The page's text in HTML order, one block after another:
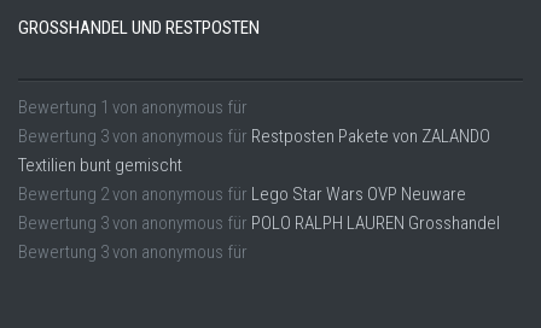
GROSSHANDEL UND RESTPOSTEN
Bewertung 1 von anonymous für
Bewertung 3von anonymous für Restposten Pakete von ZALANDO
Textilien bunt gemischt
Bewertung 2von anonymous für Lego Star Wars OVP Neuware
Bewertung 3von anonymous für POLO RALPH LAUREN Grosshandel
Bewertung 3von anonymous für